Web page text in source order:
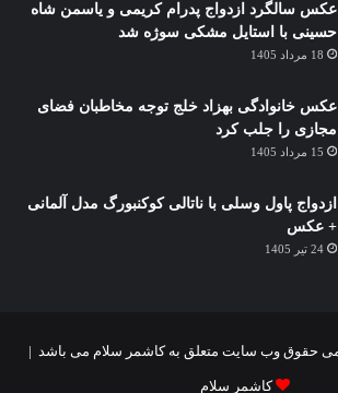
عکس سالگرد ازدواج پدرام کریمی و یاسمن شاه‌
حسینی با استایل مشکی سوژه شد
18 مرداد 1405
عکس خانوادگی بهزاد خلج توجه مخاطبان فضای
مجازی را جلب کرد
15 مرداد 1405
ازدواج پاول وسلی با ناتالی کوکنبورگ مدل آلمانی
+ عکس
24 تیر 1405
کاشمر سلام